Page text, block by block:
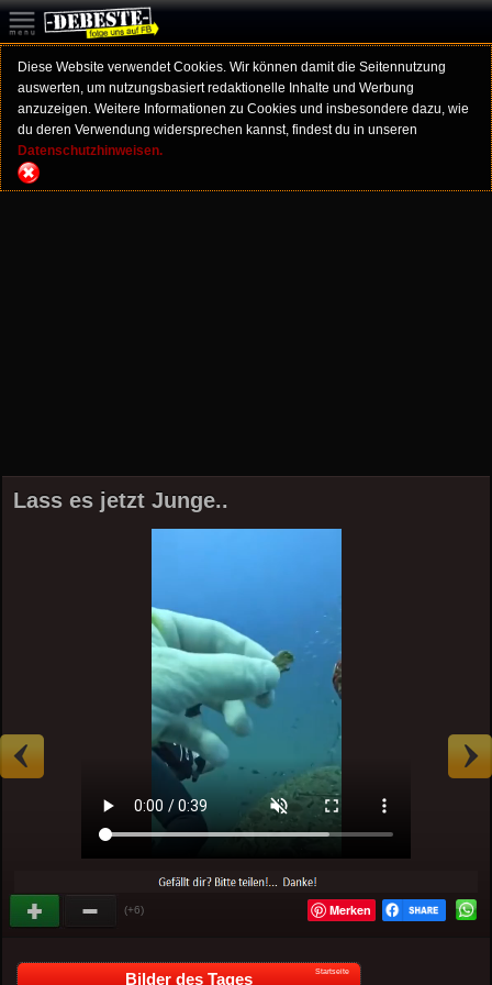
Diese Website verwendet Cookies. Wir können damit die Seitennutzung
auswerten, um nutzungsbasiert redaktionelle Inhalte und Werbung
anzuzeigen. Weitere Informationen zu Cookies und insbesondere dazu, wie
du deren Verwendung widersprechen kannst, findest du in unseren
Datenschutzhinweisen.
Lass es jetzt Junge..
(+6) Merken
Bilder des Tages Startseite